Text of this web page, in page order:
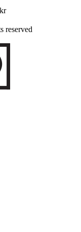
reserved